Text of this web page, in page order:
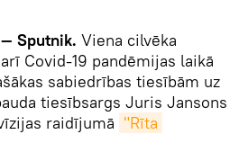
Sputnik. Viena cilvēka
Covid-19 pandēmijas laikā
sabiedrības tiesībām uz
tiesībsargs Juris Jansons
raidījumā "Rīta